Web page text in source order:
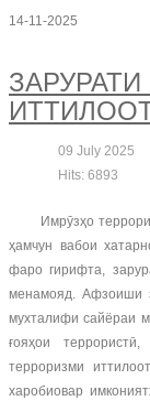
14-11-2025
09 July 2025
Hits: 6893
Имрӯзҳо
ҳамчун вабои
фаро гирифта,
менамояд. Афзоиши
мухталифи сайёраи
ғояҳои
терроризми
харобиовар